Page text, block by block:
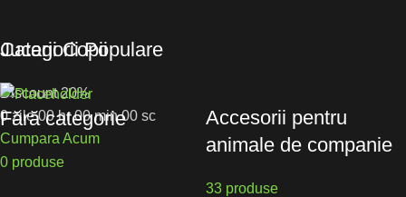
Jucarii Copii
Discount 20%
0zile00hr00min00 sc
Cumpara Acum
Categorii Populare
Fără categorie
0 produse
Accesorii pentru
animale de companie
33 produse